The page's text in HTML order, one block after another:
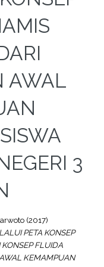
AWAL
3
(2017)
PETA KONSEP
FLUIDA
KEMAMPUAN